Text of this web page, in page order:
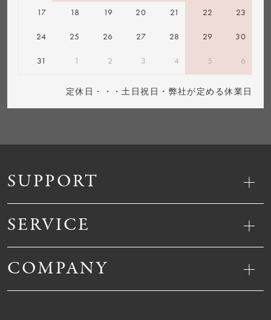
SUPPORT
SERVICE
COMPANY
17 18 19 20 21 22 23
24 25 26 27 28 29 30
31 1 2 3 4 5 6
定休日・・・土日祝日・弊社が定める休業日